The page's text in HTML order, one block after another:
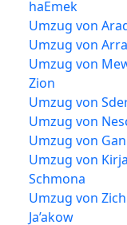
haEmek
Umzug von
Umzug von
Umzug von
Zion
Umzug von
Umzug von
Umzug von
Umzug von
Schmona
Umzug von
Ja’akow